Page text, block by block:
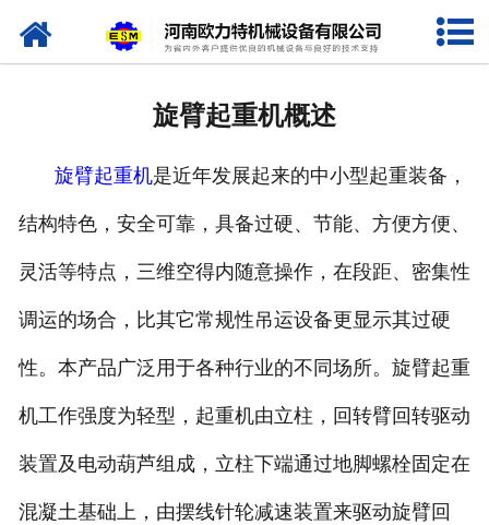
网站首页
企业相册
资质荣誉
联系我们
旋臂起重机概述
旋臂起重机是近年发展起来的中小型起重装备，
结构特色，安全可靠，具备过硬、节能、方便方便、
灵活等特点，三维空得内随意操作，在段距、密集性
调运的场合，比其它常规性吊运设备更显示其过硬
性。本产品广泛用于各种行业的不同场所。旋臂起重
机工作强度为轻型，起重机由立柱，回转臂回转驱动
装置及电动葫芦组成，立柱下端通过地脚螺栓固定在
混凝土基础上，由摆线针轮减速装置来驱动旋臂回